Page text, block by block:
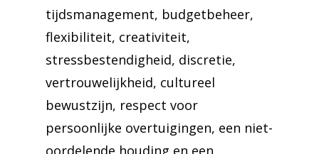
tijdsmanagement, budgetbeheer,
flexibiliteit, creativiteit,
stressbestendigheid, discretie,
vertrouwelijkheid, cultureel
bewustzijn, respect voor
persoonlijke overtuigingen, een niet-
oordelende houding en een